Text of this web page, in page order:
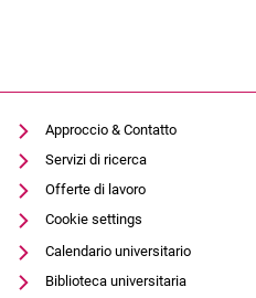
Approccio & Contatto
Servizi di ricerca
Offerte di lavoro
Cookie settings
Calendario universitario
Biblioteca universitaria